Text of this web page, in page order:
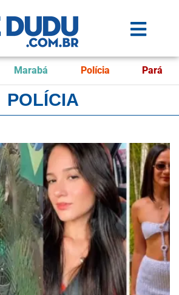
Marabá Polícia Pará
POLÍCIA